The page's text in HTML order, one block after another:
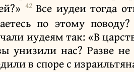
42 Все иудеи тогда
по этому
иудеям так: «В
унизили нас? Разве
в споре с